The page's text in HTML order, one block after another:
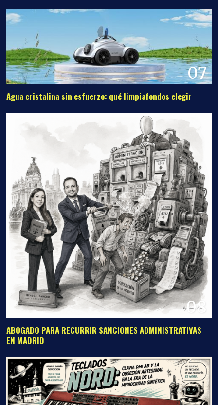
07
Agua cristalina sin esfuerzo: qué limpiafondos elegir
08
ABOGADO PARA RECURRIR SANCIONES ADMINISTRATIVAS
EN MADRID